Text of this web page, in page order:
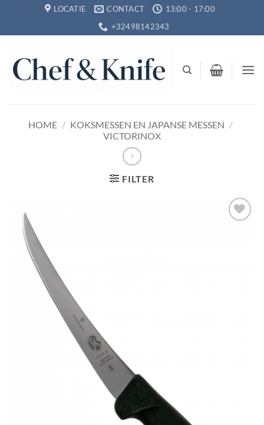
inhoud
LOCATIE CONTACT
13:00 - 17:00
+32498142343
HOME / KOKSMESSEN EN JAPANSE MESSEN /
VICTORINOX
FILTER